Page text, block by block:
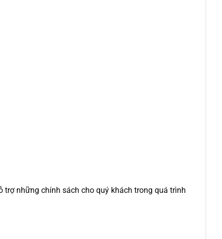
những chính sách cho quý khách trong quá trình